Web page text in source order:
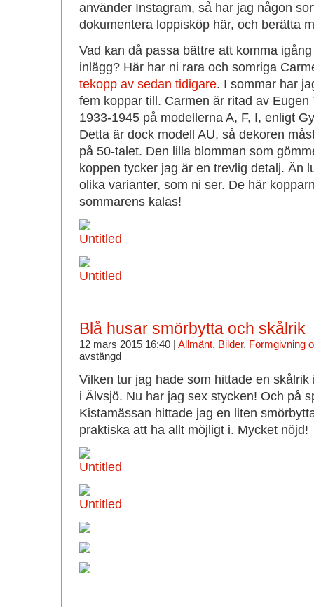
använder Instagram, så har jag någon
dokumentera loppisköp här, och berätta
Vad kan då passa bättre att komma
inlägg? Här har ni rara och somriga
tekopp av sedan tidigare. I sommar har
fem koppar till. Carmen är ritad av Eugen
1933-1945 på modellerna A, F, I, enligt
Detta är dock modell AU, så dekoren
på 50-talet. Den lilla blomman som
koppen tycker jag är en trevlig detalj. Än
olika varianter, som ni ser. De här
sommarens kalas!
Blå husar smörbytta och skålrik
12 mars 2015 16:40 | Allmänt, Bilder, Formgivning
avstängd
Vilken tur jag hade som hittade en
i Älvsjö. Nu har jag sex stycken! Och på
Kistamässan hittade jag en liten
praktiska att ha allt möjligt i. Mycket nöjd!